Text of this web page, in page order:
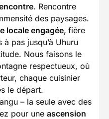
. Rencontre
des paysages.
locale engagée, fière
pas jusqu’à Uhuru
Nous faisons le
respectueux, où
chaque cuisinier
le départ.
– la seule avec des
pour une ascension